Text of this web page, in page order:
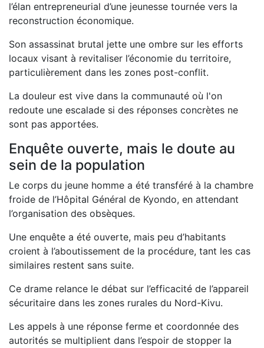
l’élan entrepreneurial d’une jeunesse tournée vers la
reconstruction économique.
Son assassinat brutal jette une ombre sur les efforts
locaux visant à revitaliser l’économie du territoire,
particulièrement dans les zones post-conflit.
La douleur est vive dans la communauté où l'on
redoute une escalade si des réponses concrètes ne
sont pas apportées.
Enquête ouverte, mais le doute au
sein de la population
Le corps du jeune homme a été transféré à la chambre
froide de l’Hôpital Général de Kyondo, en attendant
l’organisation des obsèques.
Une enquête a été ouverte, mais peu d’habitants
croient à l’aboutissement de la procédure, tant les cas
similaires restent sans suite.
Ce drame relance le débat sur l’efficacité de l’appareil
sécuritaire dans les zones rurales du Nord-Kivu.
Les appels à une réponse ferme et coordonnée des
autorités se multiplient dans l’espoir de stopper la